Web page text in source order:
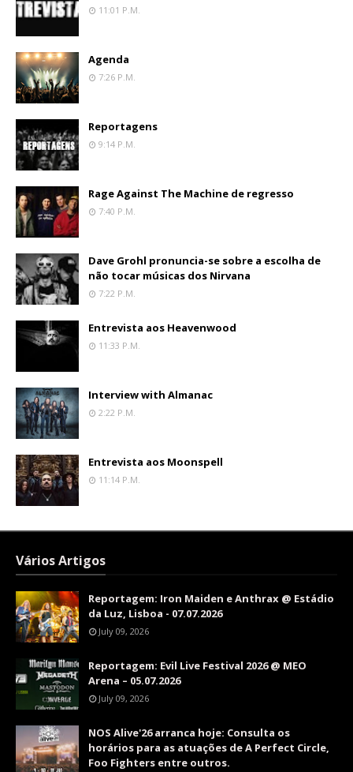
11:01 P.m.
Agenda
7:26 P.m.
Reportagens
9:14 P.m.
Rage Against The Machine de regresso
7:40 P.m.
Dave Grohl pronuncia-se sobre a escolha de
não tocar músicas dos Nirvana
7:22 P.m.
Entrevista aos Heavenwood
11:33 P.m.
Interview with Almanac
2:22 P.m.
Entrevista aos Moonspell
11:14 P.m.
Vários Artigos
Reportagem: Iron Maiden e Anthrax @ Estádio
da Luz, Lisboa - 07.07.2026
July 09, 2026
Reportagem: Evil Live Festival 2026 @ MEO
Arena – 05.07.2026
July 09, 2026
NOS Alive'26 arranca hoje: Consulta os
horários para as atuações de A Perfect Circle,
Foo Fighters entre outros.